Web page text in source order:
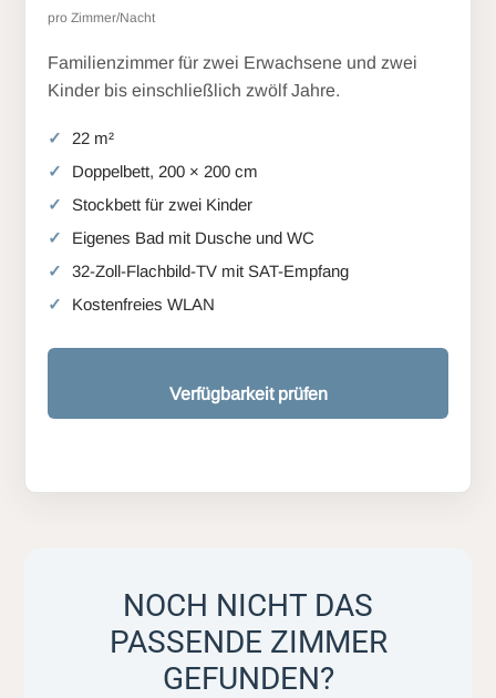
pro Zimmer/Nacht
Familienzimmer für zwei Erwachsene und zwei
Kinder bis einschließlich zwölf Jahre.
22 m²
Doppelbett, 200 × 200 cm
Stockbett für zwei Kinder
Eigenes Bad mit Dusche und WC
32-Zoll-Flachbild-TV mit SAT-Empfang
Kostenfreies WLAN
Verfügbarkeit prüfen
NOCH NICHT DAS
PASSENDE ZIMMER
GEFUNDEN?